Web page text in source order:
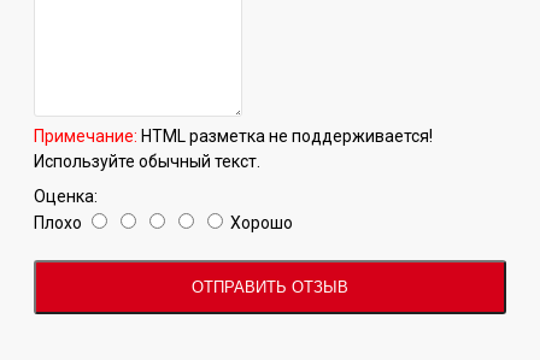
Примечание: HTML разметка не поддерживается!
Используйте обычный текст.
Оценка:
Плохо
Хорошо
ОТПРАВИТЬ ОТЗЫВ